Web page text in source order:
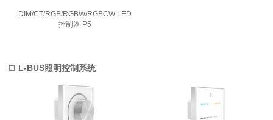
DIM/CT/RGB/RGBW/RGBCW LED
控制器 P5
L-BUS照明控制系统